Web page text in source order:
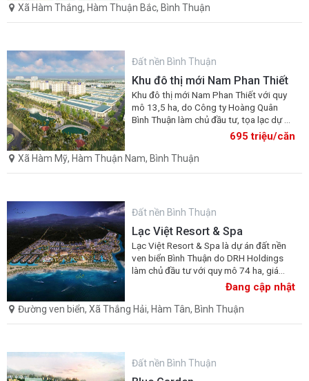
5km.
Xã Hàm Thắng, Hàm Thuận Bắc, Bình Thuận
Đất nền Bình Thuận
Khu đô thị mới Nam Phan Thiết
Khu đô thị mới Nam Phan Thiết với quy
mô 13,5 ha, do Công ty Hoàng Quân
Bình Thuận làm chủ đầu tư, tọa lạc dự án
tại Khu công nghiệp Hàm Kiệm I, thuộc
xã Hàm Mỹ, huyện Hàm Thuận Nam, tỉnh
Bình Thuận; cách quốc lộ 1A chỉ 1km
695 triệu/căn
Xã Hàm Mỹ, Hàm Thuận Nam, Bình Thuận
Đất nền Bình Thuận
Lạc Việt Resort & Spa
Lạc Việt Resort & Spa là dự án đất nền
ven biển Bình Thuận do DRH Holdings
làm chủ đầu tư với quy mô 74 ha, giá
bán Lạc Việt Hàm Tân được CĐT quan
Đang cập nhật
Đường ven biển, Xã Thắng Hải, Hàm Tân, Bình Thuận
Đất nền Bình Thuận